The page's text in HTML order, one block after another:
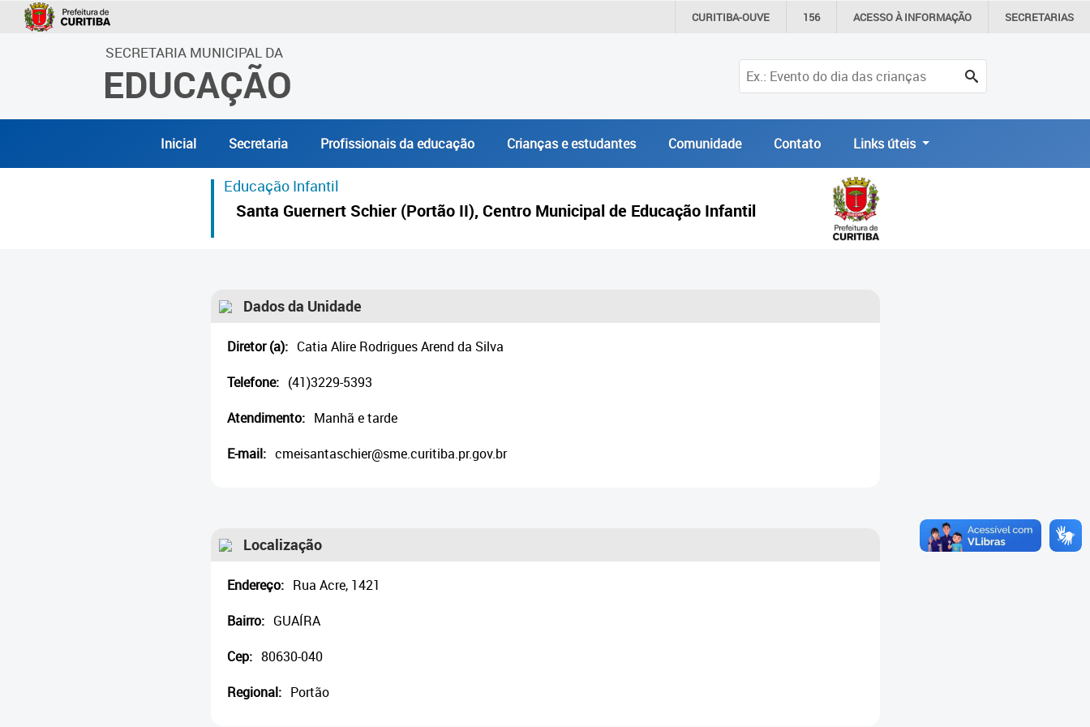
CURITIBA-OUVE 156 ACESSO ÀINFORMAÇÃO SECRETARIAS
SECRETARIA MUNICIPAL DA
EDUCAÇÃO
Inicial Secretaria Profissionais da educação Crianças e estudantes Comunidade Contato Links úteis
Educação Infantil
Santa Guernert Schier (Portão II), Centro Municipal de Educação Infantil
Dados da Unidade
Diretor (a): Catia Alire Rodrigues Arend da Silva
Telefone: (41)3229-5393
Atendimento: Manhã e tarde
E-mail: cmeisantaschier@sme.curitiba.pr.gov.br
Localização
Endereço: Rua Acre, 1421
Bairro: GUAÍRA
Cep: 80630-040
Regional: Portão